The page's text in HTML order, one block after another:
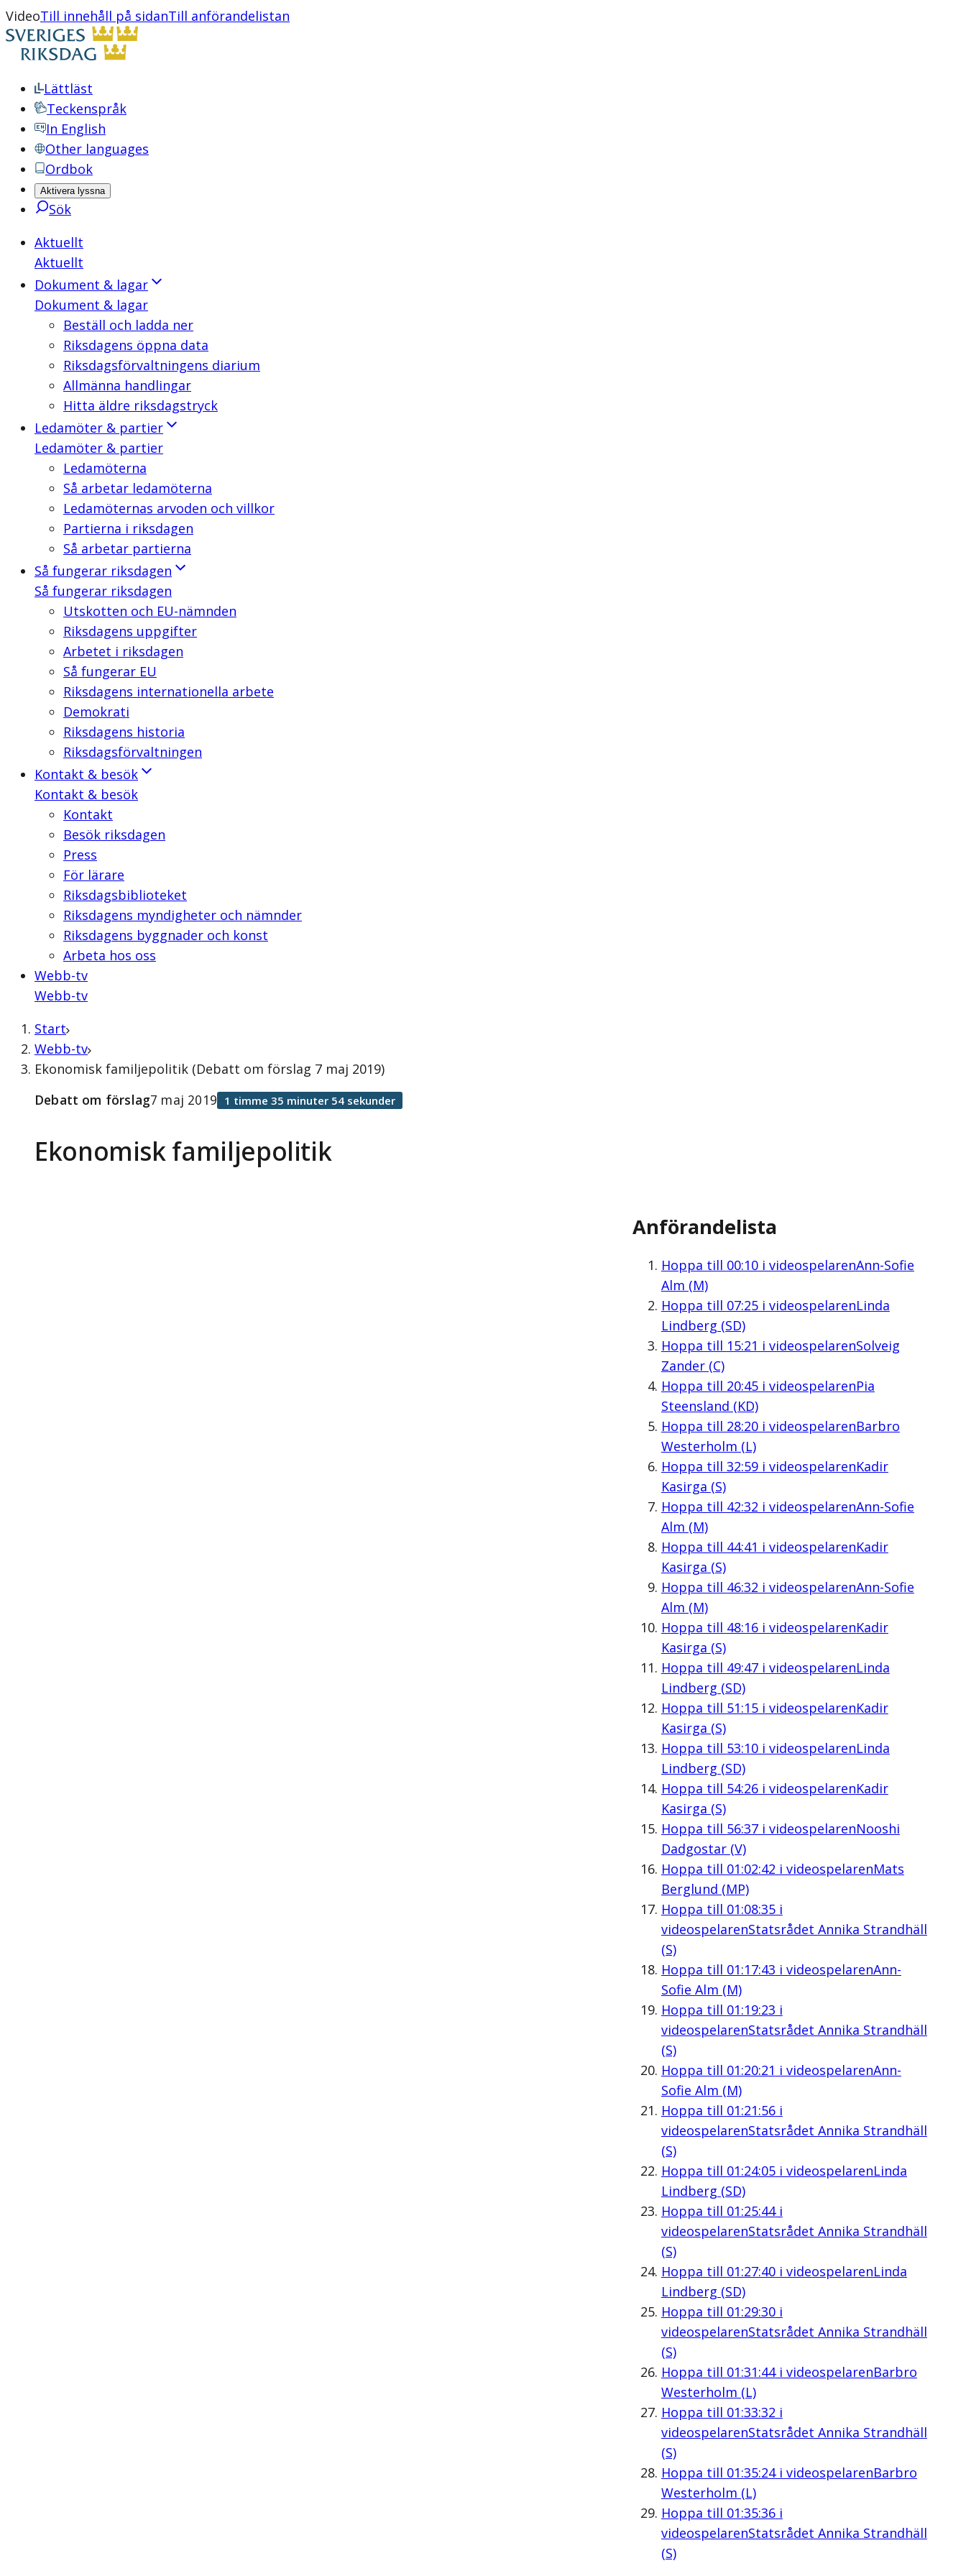
VideoTill innehåll på sidanTill anförandelistan
Lättläst
Teckenspråk
In English
Other languages
Ordbok
Aktivera lyssna
Sök
Aktuellt
Aktuellt
Dokument & lagar
Dokument & lagar
Beställ och ladda ner
Riksdagens öppna data
Riksdagsförvaltningens diarium
Allmänna handlingar
Hitta äldre riksdagstryck
Ledamöter & partier
Ledamöter & partier
Ledamöterna
Så arbetar ledamöterna
Ledamöternas arvoden och villkor
Partierna i riksdagen
Så arbetar partierna
Så fungerar riksdagen
Så fungerar riksdagen
Utskotten och EU-nämnden
Riksdagens uppgifter
Arbetet i riksdagen
Så fungerar EU
Riksdagens internationella arbete
Demokrati
Riksdagens historia
Riksdagsförvaltningen
Kontakt & besök
Kontakt & besök
Kontakt
Besök riksdagen
Press
För lärare
Riksdagsbiblioteket
Riksdagens myndigheter och nämnder
Riksdagens byggnader och konst
Arbeta hos oss
Webb-tv
Webb-tv
Start
Webb-tv
Ekonomisk familjepolitik (Debatt om förslag 7 maj 2019)
Ekonomisk familjepolitik
Debatt om förslag7 maj 2019 1 timme 35 minuter 54 sekunder
Anförandelista
Hoppa till 00:10i videospelarenAnn-Sofie
Alm (M)
Hoppa till 07:25i videospelarenLinda
Lindberg (SD)
Hoppa till 15:21 i videospelarenSolveig
Zander (C)
Hoppa till 20:45i videospelarenPia
Steensland (KD)
Hoppa till 28:20i videospelarenBarbro
Westerholm (L)
Hoppa till 32:59i videospelarenKadir
Kasirga (S)
Hoppa till 42:32 i videospelarenAnn-Sofie
Alm (M)
Hoppa till 44:41 i videospelarenKadir
Kasirga (S)
Hoppa till 46:32 i videospelarenAnn-Sofie
Alm (M)
Hoppa till 48:16i videospelarenKadir
Kasirga (S)
Hoppa till 49:47i videospelarenLinda
Lindberg (SD)
Hoppa till 51:15i videospelarenKadir
Kasirga (S)
Hoppa till 53:10i videospelarenLinda
Lindberg (SD)
Hoppa till 54:26i videospelarenKadir
Kasirga (S)
Hoppa till 56:37i videospelarenNooshi
Dadgostar (V)
Hoppa till 01:02:42 i videospelarenMats
Berglund (MP)
Hoppa till 01:08:35i
videospelarenStatsrådet Annika Strandhäll
(S)
Hoppa till 01:17:43 i videospelarenAnn-
Sofie Alm (M)
Hoppa till 01:19:23 i
videospelarenStatsrådet Annika Strandhäll
(S)
Hoppa till 01:20:21 i videospelarenAnn-
Sofie Alm (M)
Hoppa till 01:21:56i
videospelarenStatsrådet Annika Strandhäll
(S)
Hoppa till 01:24:05i videospelarenLinda
Lindberg (SD)
Hoppa till 01:25:44i
videospelarenStatsrådet Annika Strandhäll
(S)
Hoppa till 01:27:40i videospelarenLinda
Lindberg (SD)
Hoppa till 01:29:30i
videospelarenStatsrådet Annika Strandhäll
(S)
Hoppa till 01:31:44i videospelarenBarbro
Westerholm (L)
Hoppa till 01:33:32 i
videospelarenStatsrådet Annika Strandhäll
(S)
Hoppa till 01:35:24i videospelarenBarbro
Westerholm (L)
Hoppa till 01:35:36i
videospelarenStatsrådet Annika Strandhäll
(S)